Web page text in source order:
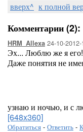
вверх^ к полной
Комментарии (2):
HRM_Allexa 24-10-
Эх... Люблю же я его!
Даже понятия не
узнаю и ночью, и с
[648x360]
Обратиться - Ответить -